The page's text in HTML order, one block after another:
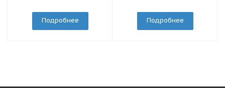
Подробнее Подробнее